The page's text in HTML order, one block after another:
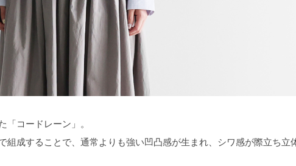
コードレーン」。
組成することで、通常よりも強い凹凸感が生まれ、シワ感が際立ち立